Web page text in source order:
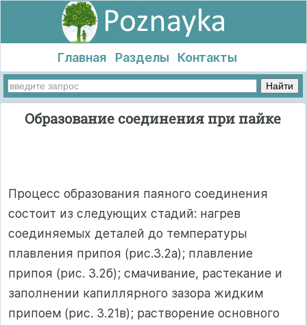
Главная Разделы Контакты
Образование соединения при пайке
Процесс образования паяного соединения
состоит из следующих стадий: нагрев
соединяемых деталей до температуры
плавления припоя (рис.3.2а); плавление
припоя (рис. 3.2б); смачивание, растекание и
заполнении капиллярного зазора жидким
припоем (рис. 3.21в); растворение основного